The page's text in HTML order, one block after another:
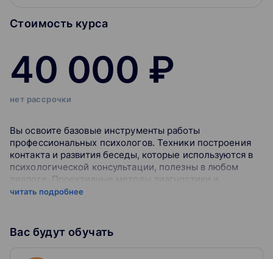
Стоимость курса
40 000 ₽
нет рассрочки
Вы освоите базовые инструменты работы
профессиональных психологов. Техники построения
контакта и развития беседы, которые используются в
психологической консультации, полезны в любом
диалоге. Проективные методы диагностики и
исследования личности применяются в
с персоналом, в самопознании. Подход системной
семейной терапии позволяет исследовать и
читать подробнее
Вас будут обучать